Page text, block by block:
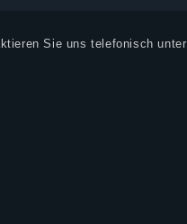
Sie uns telefonisch unter